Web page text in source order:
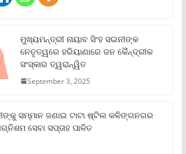
ମୁଖ୍ୟମନ୍ତ୍ରୀ ନାୟାବ ସିଂହ ସଇନୀଙ୍କ
ନେତୃତ୍ୱରେ ହରିୟାଣାରେ ଜନ କୈନ୍ଦ୍ରୀକ
ସଂସ୍କାର ତ୍ୱରାନ୍ୱିତ
September 3, 2025
ସମ୍ମାନ ଜଣାଇ ଟାଟା ଷ୍ଟିଲ କଳିଙ୍ଗନଗର
ସେବା ସପ୍ତାହ ପାଳିତ